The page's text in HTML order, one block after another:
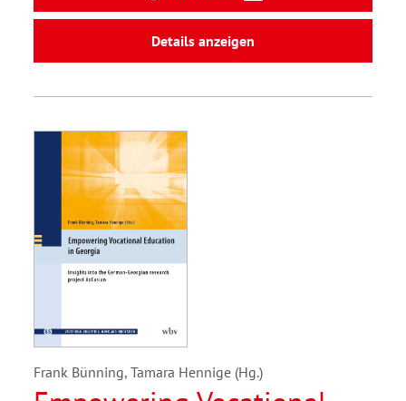
Details anzeigen
Frank Bünning, Tamara Hennige (Hg.)